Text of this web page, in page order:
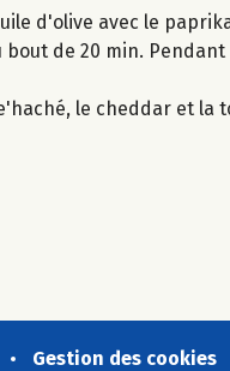
d'olive avec le
de 20 min. Pendant
le cheddar et la
Gestion des cookies